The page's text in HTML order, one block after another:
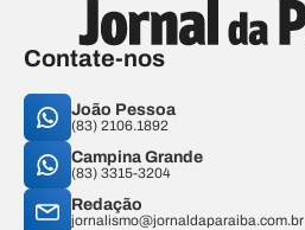
Contate-nos
João Pessoa
(83) 2106.1892
Campina Grande
(83) 3315-3204
Redação
jornalismo@jornaldaparaiba.com.br